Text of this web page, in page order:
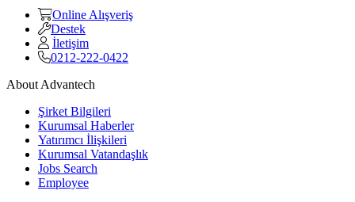
Online Alışveriş
Destek
İletişim
0212-222-0422
About Advantech
Şirket Bilgileri
Kurumsal Haberler
Yatırımcı İlişkileri
Kurumsal Vatandaşlık
Jobs Search
Employee